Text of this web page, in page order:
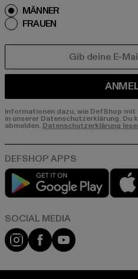
MÄNNER
FRAUEN
Informationen dazu, wie DefShop
in unserer Datenschutzerklärung.
abmelden. Datenschutzerklärung
Play
Instagram
FacebookYouTube